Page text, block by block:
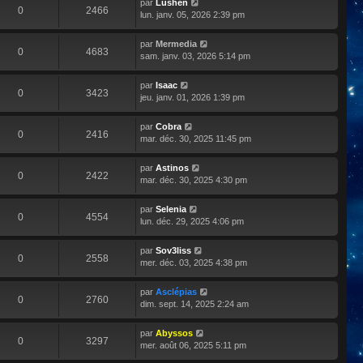
0 2466
par Lushen
lun. janv. 05, 2026 2:39 pm
0 4683
par Mermedia
sam. janv. 03, 2026 5:14 pm
0 3423
par Isaac
jeu. janv. 01, 2026 1:39 pm
0 2416
par Cobra
mar. déc. 30, 2025 11:45 pm
0 2422
par Astinos
mar. déc. 30, 2025 4:30 pm
0 4554
par Selenia
lun. déc. 29, 2025 4:06 pm
0 2558
par Sov3liss
mer. déc. 03, 2025 4:38 pm
0 2760
par Asclépias
dim. sept. 14, 2025 2:24 am
0 3297
par Abyssos
mer. août 06, 2025 5:11 pm